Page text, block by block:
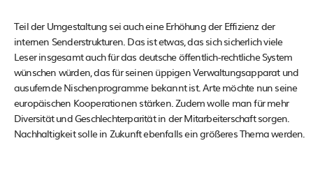
Teil der Umgestaltung sei auch eine Erhöhung der Effizienz der
internen Senderstrukturen. Das ist etwas, das sich sicherlich viele
Leser insgesamt auch für das deutsche öffentlich-rechtliche System
wünschen würden, das für seinen üppigen Verwaltungsapparat und
ausufernde Nischenprogramme bekannt ist. Arte möchte nun seine
europäischen Kooperationen stärken. Zudem wolle man für mehr
Diversität und Geschlechterparität in der Mitarbeiterschaft sorgen.
Nachhaltigkeit solle in Zukunft ebenfalls ein größeres Thema werden.